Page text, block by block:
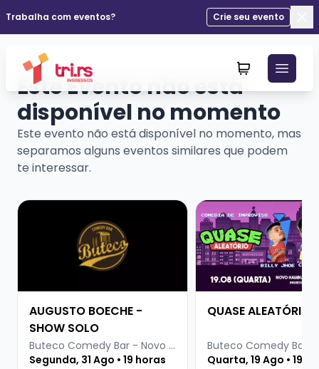
Trabalha com eventos?
Crie seu evento
Este Evento não está
disponível no momento
Este evento não está disponível no momento, mas
separamos alguns eventos similares que podem
te interessar.
Veja mais sobre AUGUSTO BOECHE - SHOW SOLO
AUGUSTO BOECHE -
SHOW SOLO
Buteco Comedy Bar - Novo Hamburgo
Segunda, 31 Ago • 19 horas
Veja mais sobre
QUASE ALEATÓRIO
Quarta, 19 Ago • 19